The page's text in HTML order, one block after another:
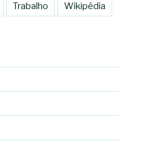
Trabalho Wikipédia